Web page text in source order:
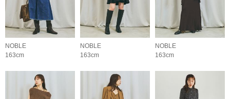
NOBLE
163cm
NOBLE
163cm
NOBLE
163cm